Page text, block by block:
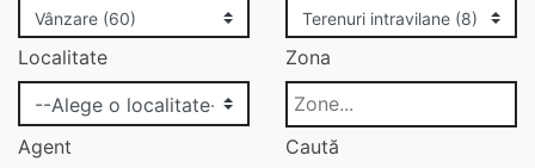
Localitate Zona
Agent Caută